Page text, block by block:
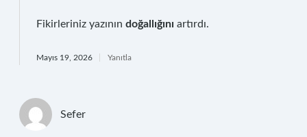
Fikirleriniz yazının doğallığını artırdı.
Mayıs 19, 2026 Yanıtla
Sefer